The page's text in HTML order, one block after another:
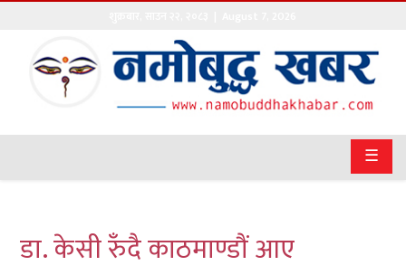
गृहपृष्ठ
राजनीति
प्रवास
☰
डा. केसी रुँदै काठमाण्डौं आए